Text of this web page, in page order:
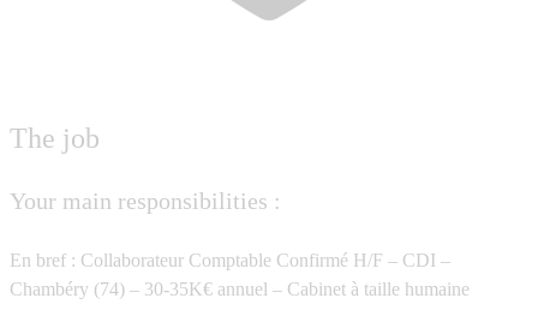
The job
Your main responsibilities :
En bref : Collaborateur Comptable Confirmé H/F – CDI –
Chambéry (74) – 30-35K€ annuel – Cabinet à taille humaine